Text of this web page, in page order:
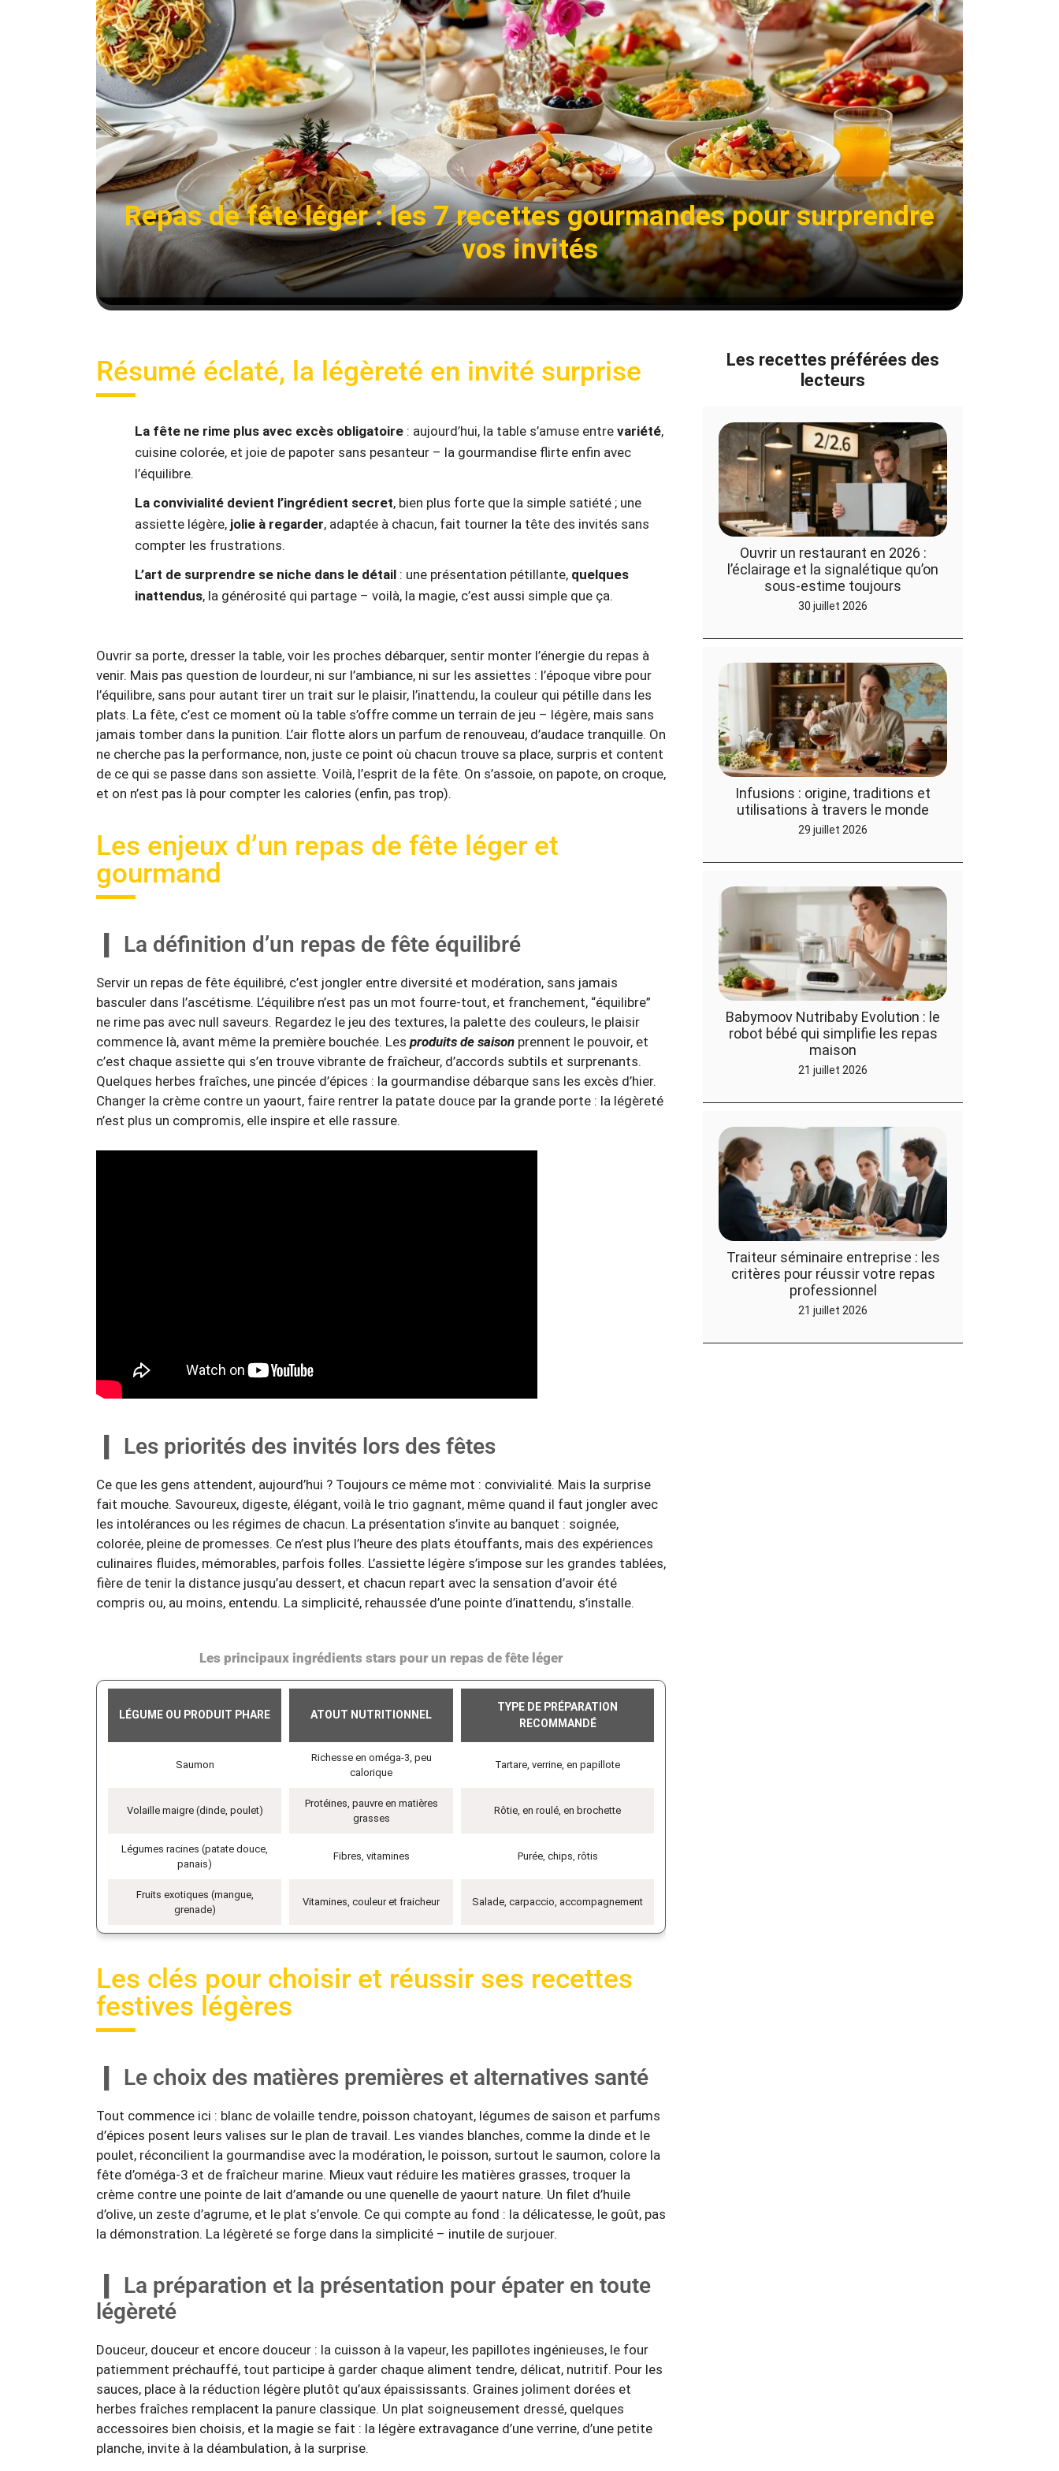
Repas de fête léger : les 7 recettes gourmandes pour surprendre
vos invités
Résumé éclaté, la légèreté en invité surprise
La fête ne rime plus avec excès obligatoire : aujourd’hui, la table s’amuse entre variété,
cuisine colorée, et joie de papoter sans pesanteur – la gourmandise flirte enfin avec
l’équilibre.
La convivialité devient l’ingrédient secret, bien plus forte que la simple satiété ; une
assiette légère, jolie à regarder, adaptée à chacun, fait tourner la tête des invités sans
compter les frustrations.
L’art de surprendre se niche dans le détail : une présentation pétillante, quelques
inattendus, la générosité qui partage – voilà, la magie, c’est aussi simple que ça.
Ouvrir sa porte, dresser la table, voir les proches débarquer, sentir monter l’énergie du repas à
venir. Mais pas question de lourdeur, ni sur l’ambiance, ni sur les assiettes : l’époque vibre pour
l’équilibre, sans pour autant tirer un trait sur le plaisir, l’inattendu, la couleur qui pétille dans les
plats. La fête, c’est ce moment où la table s’offre comme un terrain de jeu – légère, mais sans
jamais tomber dans la punition. L’air flotte alors un parfum de renouveau, d’audace tranquille. On
ne cherche pas la performance, non, juste ce point où chacun trouve sa place, surpris et content
de ce qui se passe dans son assiette. Voilà, l’esprit de la fête. On s’assoie, on papote, on croque,
et on n’est pas là pour compter les calories (enfin, pas trop).
Les enjeux d’un repas de fête léger et
gourmand
La définition d’un repas de fête équilibré
Servir un repas de fête équilibré, c’est jongler entre diversité et modération, sans jamais
basculer dans l’ascétisme. L’équilibre n’est pas un mot fourre-tout, et franchement, “équilibre”
ne rime pas avec null saveurs. Regardez le jeu des textures, la palette des couleurs, le plaisir
commence là, avant même la première bouchée. Les produits de saison prennent le pouvoir, et
c’est chaque assiette qui s’en trouve vibrante de fraîcheur, d’accords subtils et surprenants.
Quelques herbes fraîches, une pincée d’épices : la gourmandise débarque sans les excès d’hier.
Changer la crème contre un yaourt, faire rentrer la patate douce par la grande porte : la légèreté
n’est plus un compromis, elle inspire et elle rassure.
Les priorités des invités lors des fêtes
Ce que les gens attendent, aujourd’hui ? Toujours ce même mot : convivialité. Mais la surprise
fait mouche. Savoureux, digeste, élégant, voilà le trio gagnant, même quand il faut jongler avec
les intolérances ou les régimes de chacun. La présentation s’invite au banquet : soignée,
colorée, pleine de promesses. Ce n’est plus l’heure des plats étouffants, mais des expériences
culinaires fluides, mémorables, parfois folles. L’assiette légère s’impose sur les grandes tablées,
fière de tenir la distance jusqu’au dessert, et chacun repart avec la sensation d’avoir été
compris ou, au moins, entendu. La simplicité, rehaussée d’une pointe d’inattendu, s’installe.
Les principaux ingrédients stars pour un repas de fête léger
LÉGUME OU PRODUIT PHARE ATOUT NUTRITIONNEL
TYPE DE PRÉPARATION
RECOMMANDÉ
Saumon
Richesse en oméga-3, peu
calorique
Tartare, verrine, en papillote
Volaille maigre (dinde, poulet)
Protéines, pauvre en matières
grasses
Rôtie, en roulé, en brochette
Légumes racines (patate douce,
panais)
Fibres, vitamines Purée, chips, rôtis
Fruits exotiques (mangue,
grenade)
Vitamines, couleur et fraicheur Salade, carpaccio, accompagnement
Les clés pour choisir et réussir ses recettes
festives légères
Le choix des matières premières et alternatives santé
Tout commence ici : blanc de volaille tendre, poisson chatoyant, légumes de saison et parfums
d’épices posent leurs valises sur le plan de travail. Les viandes blanches, comme la dinde et le
poulet, réconcilient la gourmandise avec la modération, le poisson, surtout le saumon, colore la
fête d’oméga-3 et de fraîcheur marine. Mieux vaut réduire les matières grasses, troquer la
crème contre une pointe de lait d’amande ou une quenelle de yaourt nature. Un filet d’huile
d’olive, un zeste d’agrume, et le plat s’envole. Ce qui compte au fond : la délicatesse, le goût, pas
la démonstration. La légèreté se forge dans la simplicité – inutile de surjouer.
La préparation et la présentation pour épater en toute
légèreté
Douceur, douceur et encore douceur : la cuisson à la vapeur, les papillotes ingénieuses, le four
patiemment préchauffé, tout participe à garder chaque aliment tendre, délicat, nutritif. Pour les
sauces, place à la réduction légère plutôt qu’aux épaississants. Graines joliment dorées et
herbes fraîches remplacent la panure classique. Un plat soigneusement dressé, quelques
accessoires bien choisis, et la magie se fait : la légère extravagance d’une verrine, d’une petite
planche, invite à la déambulation, à la surprise.
Les recettes préférées des
lecteurs
Ouvrir un restaurant en 2026 :
l’éclairage et la signalétique qu’on
sous-estime toujours
30 juillet 2026
Infusions : origine, traditions et
utilisations à travers le monde
29 juillet 2026
Babymoov Nutribaby Evolution : le
robot bébé qui simplifie les repas
maison
21 juillet 2026
Traiteur séminaire entreprise : les
critères pour réussir votre repas
professionnel
21 juillet 2026